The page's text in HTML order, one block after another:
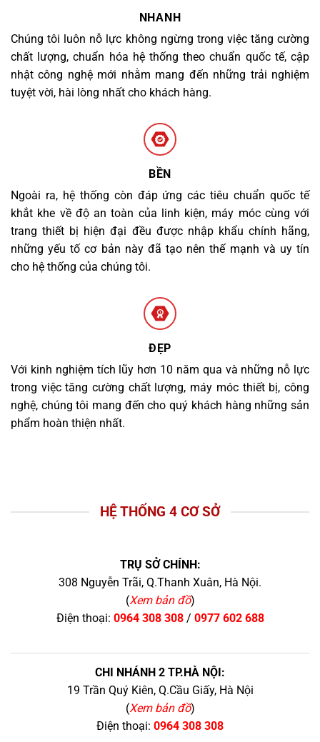
NHANH
Chúng tôi luôn nỗ lực không ngừng trong việc tăng cường
chất lượng, chuẩn hóa hệ thống theo chuẩn quốc tế, cập
nhật công nghệ mới nhằm mang đến những trải nghiệm
tuyệt vời, hài lòng nhất cho khách hàng.
BỀN
Ngoài ra, hệ thống còn đáp ứng các tiêu chuẩn quốc tế
khắt khe về độ an toàn của linh kiện, máy móc cùng với
trang thiết bị hiện đại đều được nhập khẩu chính hãng,
những yếu tố cơ bản này đã tạo nên thế mạnh và uy tín
cho hệ thống của chúng tôi.
ĐẸP
Với kinh nghiệm tích lũy hơn 10 năm qua và những nỗ lực
trong việc tăng cường chất lượng, máy móc thiết bị, công
nghệ, chúng tôi mang đến cho quý khách hàng những sản
phẩm hoàn thiện nhất.
HỆ THỐNG 4 CƠ SỞ
TRỤ SỞ CHÍNH:
308 Nguyễn Trãi, Q.Thanh Xuân, Hà Nội.
(Xem bản đồ)
Điện thoại: 0964 308 308/ 0977 602 688
CHI NHÁNH 2 TP.HÀ NỘI:
19 Trần Quý Kiên, Q.Cầu Giấy, Hà Nội
(Xem bản đồ)
Điện thoại: 0964 308 308